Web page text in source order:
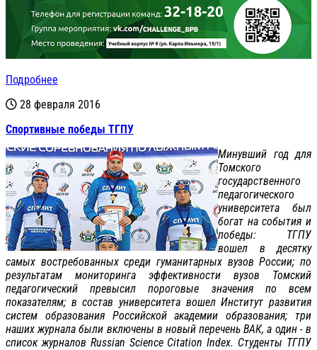
Подробнее
28 февраля 2016
Спортивные победы ТГПУ
Минувший год для
Томского
государственного
педагогического
университета был
богат на события и
победы: ТГПУ
вошел в десятку
самых востребованных среди гуманитарных вузов России; по
результатам мониторинга эффективности вузов Томский
педагогический превысил пороговые значения по всем
показателям; в состав университета вошел Институт развития
систем образования Российской академии образования; три
наших журнала были включены в новый перечень ВАК, а один - в
список журналов Russian Science Citation Index. Студенты ТГПУ